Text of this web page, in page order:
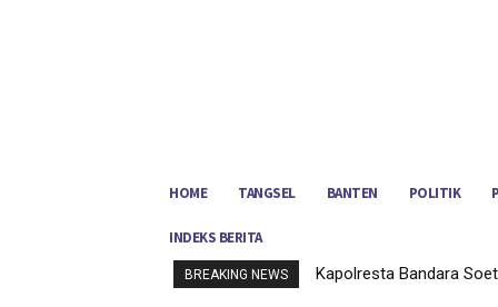
HOME TANGSEL BANTEN POLITIK
INDEKS BERITA
BREAKING NEWS Kapolresta Bandara